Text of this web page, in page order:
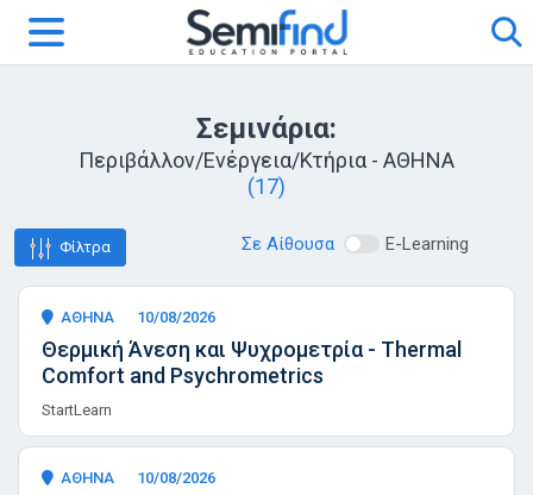
Σεμινάρια:
Περιβάλλον/Ενέργεια/Κτήρια - ΑΘΗΝΑ
(17)
Φίλτρα Σε Αίθουσα E-Learning
ΑΘΗΝΑ 10/08/2026
Θερμική Άνεση και Ψυχρομετρία - Thermal
Comfort and Psychrometrics
StartLearn
ΑΘΗΝΑ 10/08/2026